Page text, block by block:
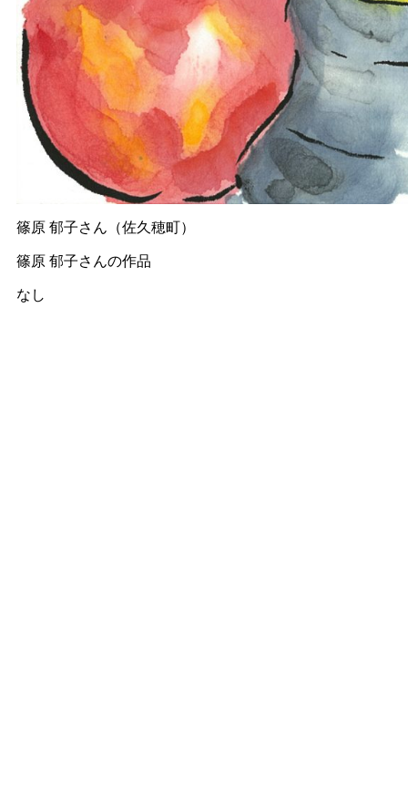
篠原 郁子さん（佐久穂町）
篠原 郁子さんの作品
なし